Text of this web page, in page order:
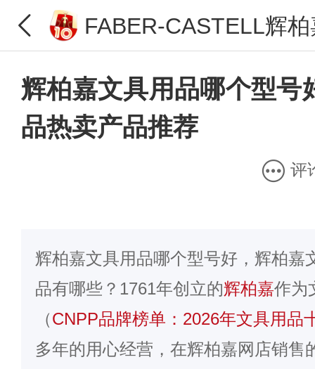
FABER-CASTELL辉
辉柏嘉文具用品哪个型号
品热卖产品推荐
评
辉柏嘉文具用品哪个型号好，辉柏嘉
品有哪些？1761年创立的辉柏嘉作为
（CNPP品牌榜单：2026年文具用品
多年的用心经营，在辉柏嘉网店销售